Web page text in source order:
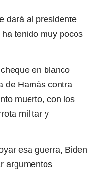
dará al presidente
tenido muy pocos
en blanco
de Hamás contra
muerto, con los
militar y
esa guerra, Biden
argumentos